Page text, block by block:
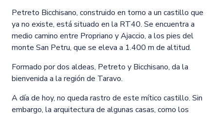
Petreto Bicchisano, construido en torno a un castillo que
ya no existe, está situado en la RT40. Se encuentra a
medio camino entre Propriano y Ajaccio, a los pies del
monte San Petru, que se eleva a 1.400 m de altitud.
Formado por dos aldeas, Petreto y Bicchisano, da la
bienvenida a la región de Taravo.
A día de hoy, no queda rastro de este mítico castillo. Sin
embargo, la arquitectura de algunas casas, como los